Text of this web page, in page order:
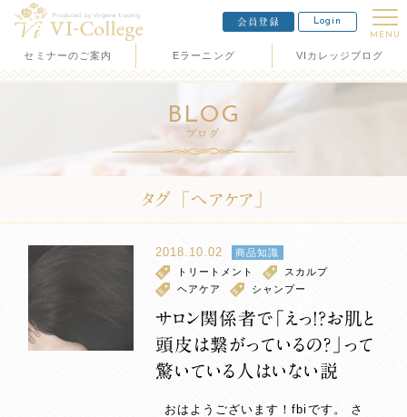
会員登録 Login
MENU
セミナーのご案内 Eラーニング VIカレッジブログ
BLOG
ブログ
タグ 「ヘアケア」
2018.10.02
商品知識
トリートメント
スカルプ
ヘアケア
シャンプー
サロン関係者で「えっ!?お肌と
頭皮は繋がっているの？」って
驚いている人はいない説
おはようございます！fbiです。 さ